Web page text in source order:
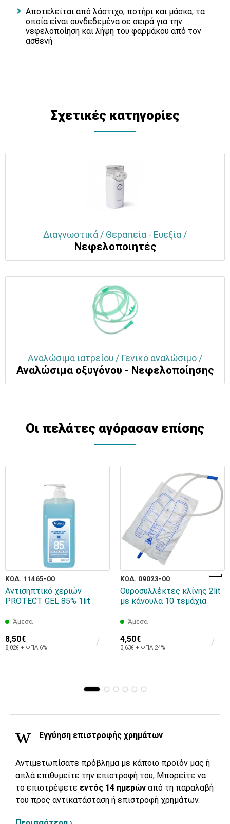
Aποτελείται από λάστιχο, ποτήρι και μάσκα, τα
οποία είναι συνδεδεμένα σε σειρά για την
νεφελοποίηση και λήψη του φαρμάκου από τον
ασθενή
Σχετικές κατηγορίες
Διαγνωστικά / Θεραπεία - Ευεξία /
Νεφελοποιητές
Αναλώσιμα ιατρείου / Γενικό αναλώσιμο /
Αναλώσιμα οξυγόνου - Νεφελοποίησης
Οι πελάτες αγόρασαν επίσης
ΚΩΔ. 11465-00
Aντισηπτικό χεριών
PROTECT GEL 85% 1lit
Άμεσα
8,50€
8,02€ + ΦΠΑ 6%
ΚΩΔ. 09023-00
Ουροσυλλέκτες κλίνης 2lit
με κάνουλα 10 τεμάχια
Άμεσα
4,50€
3,63€ + ΦΠΑ 24%
Εγγύηση επιστροφής χρημάτων
Αντιμετωπίσατε πρόβλημα με κάποιο προϊόν μας ή
απλά επιθυμείτε την επιστροφή του; Μπορείτε να
το επιστρέψετε εντός 14 ημερών από τη παραλαβή
του προς αντικατάσταση ή επιστροφή χρημάτων.